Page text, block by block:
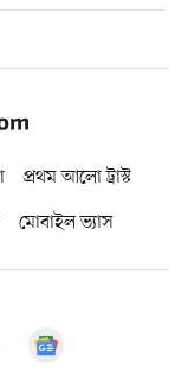
প্রথম আলো ট্রাস্ট
মোবাইল ভ্যাস